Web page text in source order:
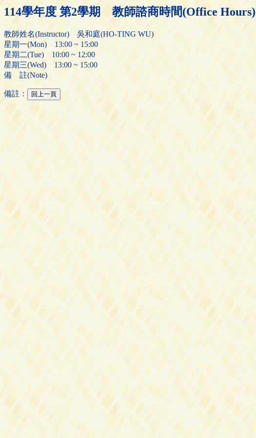
114學年度 第2學期 教師諮商時間(Office Hours)
教師姓名(Instructor) 吳和庭(HO-TING WU)
星期一(Mon) 13:00 ~ 15:00
星期二(Tue) 10:00 ~ 12:00
星期三(Wed) 13:00 ~ 15:00
備 註(Note)
備註：